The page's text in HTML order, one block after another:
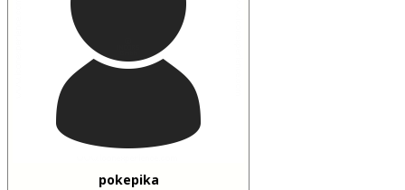
pokepika